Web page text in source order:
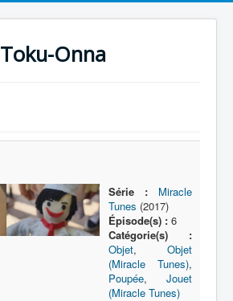
Toku-Onna
Série :
Miracle
Tunes (2017)
Épisode(s) :6
Catégorie(s) :
Objet, Objet
(Miracle Tunes),
Poupée, Jouet
(Miracle Tunes)